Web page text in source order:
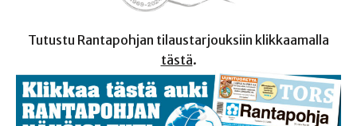
Tutustu Rantapohjan tilaustarjouksiin klikkaamalla
tästä.